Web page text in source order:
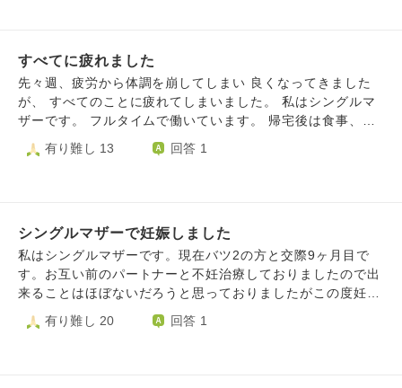
きるようになるでしょうか。 私はただ、こんな状態の私を
かわいそうに思ってほしいだけなんです。
しないのか、考えると情けないです。そう考え始めると、以
前のように、元気？どうしてる？と気軽に連絡できません。
娘のした事を受けとめないといけない、とわかっています。
どのように気持ちを持って行けばいいですか？ 元気で、生
やはり綺麗事で、周りを見ると私達だけ普通ではない、と思
談しています。その方から、娘自身が気がつくまで放ってお
くしかない、長期戦と言われています。 ひとつひとつは理
解しています。 また、今の私を冷静な状態で良いとも言わ
れましたが、私としては冷静ではなく、娘を諦めたいと思っ
最後まで味方でいたいと思っていたのに、何故思えなくなっ
すべてに疲れました
先々週、疲労から体調を崩してしまい 良くなってきました
が、 すべてのことに疲れてしまいました。 私はシングルマ
ザーです。 フルタイムで働いています。 帰宅後は食事、子
供の入浴、寝かしつけ、片付け、洗濯、座る時間がないで
す。 仕事も嫌なことも多く、それでも何でもないように振
です。 でも、仕事に行かないことも、周りに迷惑がかかり
ストレスです。 相談する相手もいません。
有り難し 13 回答 1
シングルマザーで妊娠しました
私はシングルマザーです。現在バツ2の方と交際9ヶ月目で
す。お互い前のパートナーと不妊治療しておりましたので出
来ることはほぼないだろうと思っておりましたがこの度妊娠
が発覚しました。 彼は土日に泊まりに来ており子供との仲
も深まってきて先週私の両親に挨拶に行った所でした。子供
有り難し 20 回答 1